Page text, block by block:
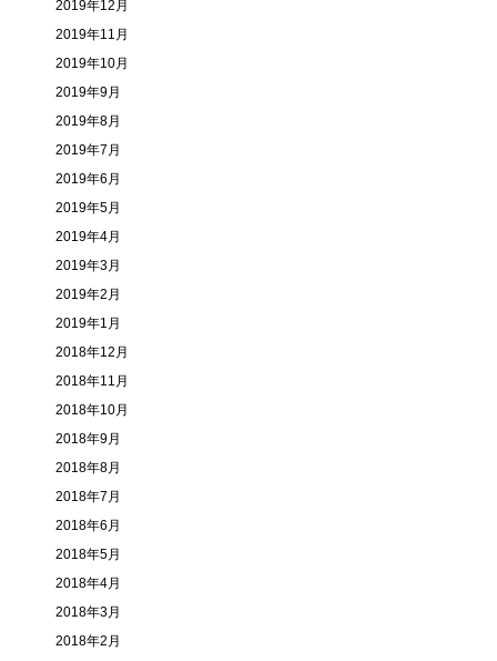
2019年12月
2019年11月
2019年10月
2019年9月
2019年8月
2019年7月
2019年6月
2019年5月
2019年4月
2019年3月
2019年2月
2019年1月
2018年12月
2018年11月
2018年10月
2018年9月
2018年8月
2018年7月
2018年6月
2018年5月
2018年4月
2018年3月
2018年2月